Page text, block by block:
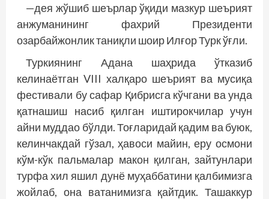
—дея жўшиб шеърлар ўқиди мазкур шеърият
анжуманининг фахрий Президенти
озарбайжонлик таниқли шоир Илғор Турк ўғли.
Туркиянинг Адана шаҳрида ўтказиб
келинаётган VIII халқаро шеърият ва мусиқа
фес­тивали бу сафар Қибрисга кўчгани ва унда
қатнашиш насиб қилган иштирокчилар учун
айни муддао бўлди. Тоғларидай қадим ва буюк,
келинчакдай гўзал, ҳавоси майин, еру осмони
кўм-кўк пальмалар макон қилган, зайтунлари
турфа хил яшил дунё муҳаб­батини қалбимизга
жойлаб, она ватанимизга қайтдик. Ташаккур